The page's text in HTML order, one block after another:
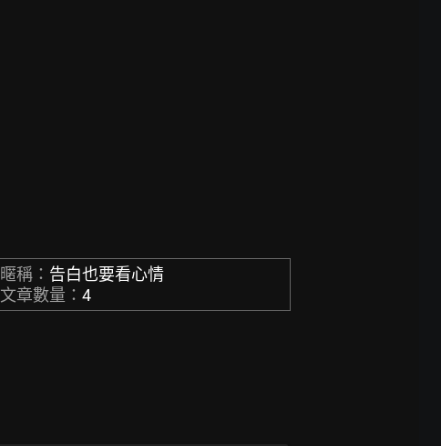
暱稱： 告白也要看心情
文章數量：4